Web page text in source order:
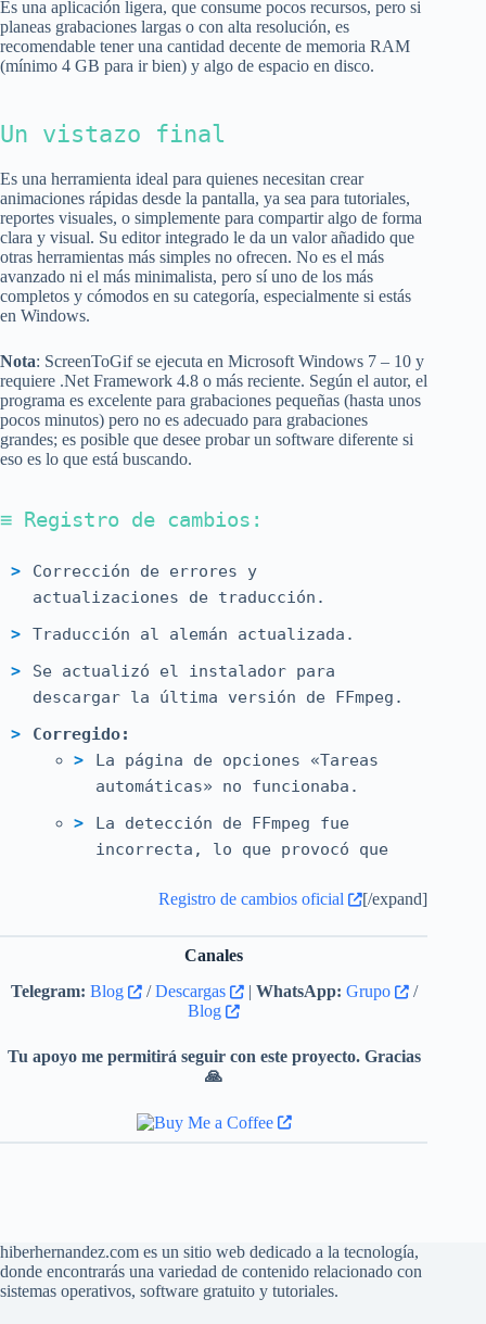
Es una aplicación ligera, que consume pocos recursos, pero si
planeas grabaciones largas o con alta resolución, es
recomendable tener una cantidad decente de memoria RAM
(mínimo 4 GB para ir bien) y algo de espacio en disco.
Un vistazo final
Es una herramienta ideal para quienes necesitan crear
animaciones rápidas desde la pantalla, ya sea para tutoriales,
reportes visuales, o simplemente para compartir algo de forma
clara y visual. Su editor integrado le da un valor añadido que
otras herramientas más simples no ofrecen. No es el más
avanzado ni el más minimalista, pero sí uno de los más
completos y cómodos en su categoría, especialmente si estás
en Windows.
Nota: ScreenToGif se ejecuta en Microsoft Windows 7 – 10 y
requiere .Net Framework 4.8 o más reciente. Según el autor, el
programa es excelente para grabaciones pequeñas (hasta unos
pocos minutos) pero no es adecuado para grabaciones
grandes; es posible que desee probar un software diferente si
eso es lo que está buscando.
≡ Registro de cambios:
Corrección de errores y
actualizaciones de traducción.
Traducción al alemán actualizada.
Se actualizó el instalador para
descargar la última versión de FFmpeg.
Corregido:
La página de opciones «Tareas
automáticas» no funcionaba.
La detección de FFmpeg fue
incorrecta, lo que provocó que
Registro de cambios oficial [/expand]
Canales
Telegram: Blog /Descargas | WhatsApp: Grupo
/
Blog
Tu apoyo me permitirá seguir con este proyecto. Gracias
🙏
hiberhernandez.com es un sitio web dedicado a la tecnología,
donde encontrarás una variedad de contenido relacionado con
sistemas operativos, software gratuito y tutoriales.